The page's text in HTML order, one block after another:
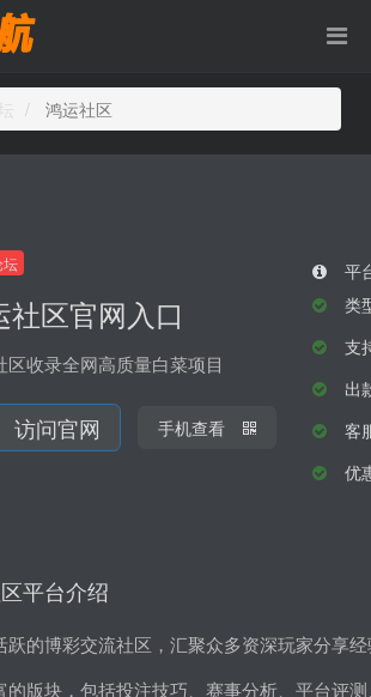
鸿运社区
坛
社区官网入口
区收录全网高质量白菜项目
访问官网 手机查看
平
类
支
出
客
优
平台介绍
跃的博彩交流社区，汇聚众多资深玩家分享
的版块，包括投注技巧、赛事分析、平台评